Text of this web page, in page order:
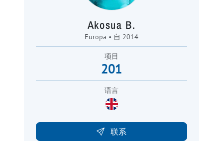
Akosua B.
Europa • 自 2014
项目
201
语言
联系